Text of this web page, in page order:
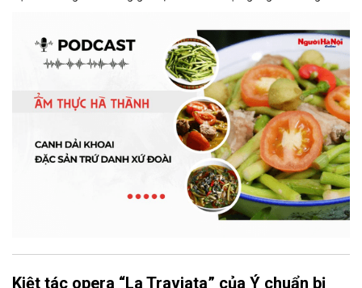
thức. Và canh dải khoai là một món ăn như thế.
Kiệt tác opera “La Traviata” của Ý chuẩn bị